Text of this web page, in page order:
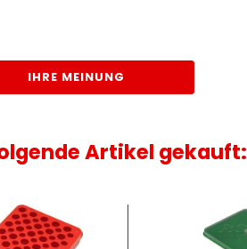
IHRE MEINUNG
Artikel gekauft: